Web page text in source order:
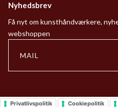
Nyhedsbrev
Få nyt om kunsthåndværkere,
webshoppen
Privatlivspolitik Cookiepolitik